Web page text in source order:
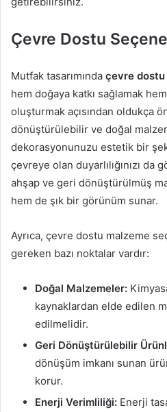
Çevre Dostu
Mutfak tasarımında çevre
hem doğaya katkı sağlamak
oluşturmak açısından oldukça
dönüştürülebilir ve doğal
dekorasyonunuzu estetik bir
çevreye olan duyarlılığınızı da
ahşap ve geri dönüştürülmüş
hem de şık bir görünüm sunar.
Ayrıca, çevre dostu malzeme
gereken bazı noktalar vardır:
Doğal Malzemeler:
kaynaklardan elde edilen
edilmelidir.
Geri Dönüştürülebilir
dönüşüm imkanı sunan
korur.
Enerji Verimliliği: Enerji